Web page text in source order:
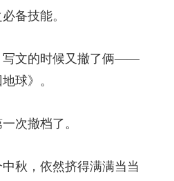
备技能。
写文的时候又撤了俩——
球》。
次撤档了。
秋，依然挤得满满当当